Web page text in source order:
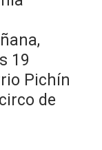
19
Pichín
de